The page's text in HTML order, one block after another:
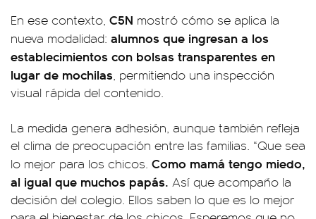
En ese contexto, C5N mostró cómo se aplica la
nueva modalidad: alumnos que ingresan a los
establecimientos con bolsas transparentes en
lugar de mochilas, permitiendo una inspección
visual rápida del contenido.
La medida genera adhesión, aunque también refleja
el clima de preocupación entre las familias. “Que sea
lo mejor para los chicos. Como mamá tengo miedo,
al igual que muchos papás. Así que acompaño la
decisión del colegio. Ellos saben lo que es lo mejor